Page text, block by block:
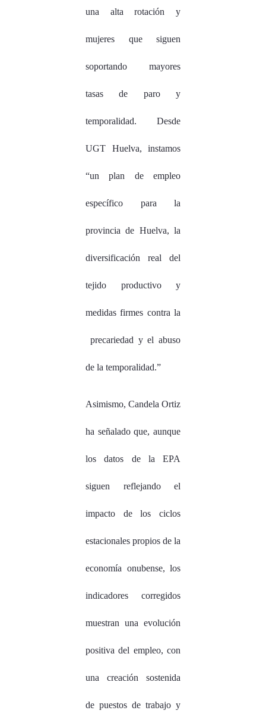
una alta rotación y
mujeres que siguen
soportando mayores
tasas de paro y
temporalidad. Desde
UGT Huelva, instamos
“un plan de empleo
específico para la
provincia de Huelva, la
diversificación real del
tejido productivo y
medidas firmes contra la
precariedad y el abuso
de la temporalidad.”
Asimismo, Candela Ortiz
ha señalado que, aunque
los datos de la EPA
siguen reflejando el
impacto de los ciclos
estacionales propios de la
economía onubense, los
indicadores corregidos
muestran una evolución
positiva del empleo, con
una creación sostenida
de puestos de trabajo y